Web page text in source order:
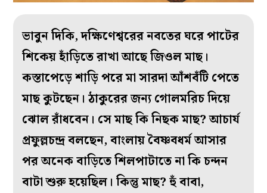
ভাবুন দিকি, দক্ষিণেশ্বরের নবতের ঘরে পাটের
শিকেয় হাঁড়িতে রাখা আছে জিওল মাছ।
কস্তাপেড়ে শাড়ি পরে মা সারদা আঁশবঁটি পেতে
মাছ কুটছেন। ঠাকুরের জন্য গোলমরিচ দিয়ে
ঝোল রাঁধবেন। সে মাছ কি নিছক মাছ? আচার্য
প্রফুল্লচন্দ্র বলছেন, বাংলায় বৈষ্ণবধর্ম আসার
পর অনেক বাড়িতে শিলপাটাতে না কি চন্দন
বাটা শুরু হয়েছিল। কিন্তু মাছ? হুঁ বাবা,